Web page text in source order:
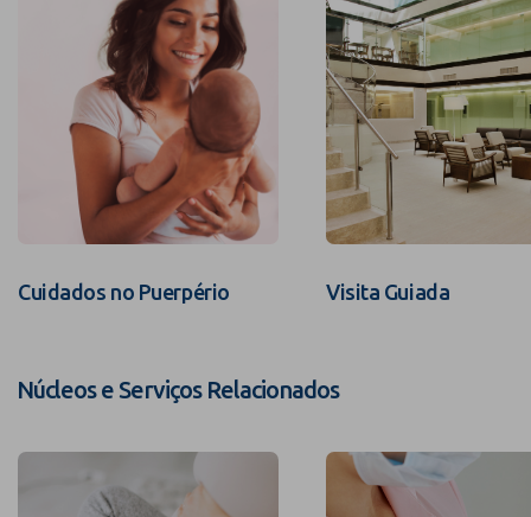
Cuidados no Puerpério Visita Guiada
Núcleos e Serviços Relacionados